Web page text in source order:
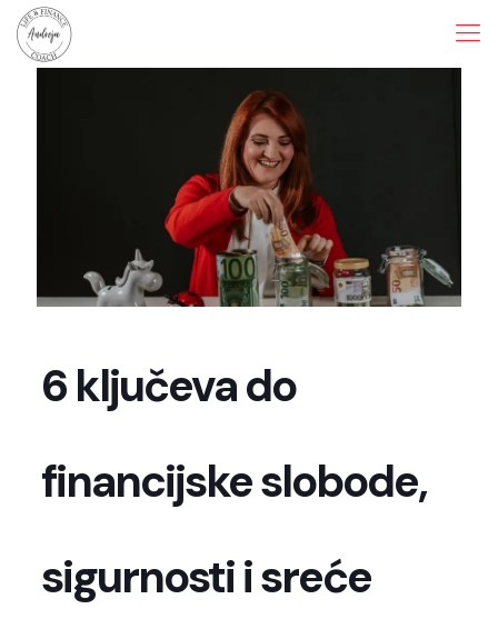
6 ključeva do
financijske slobode,
sigurnosti i sreće